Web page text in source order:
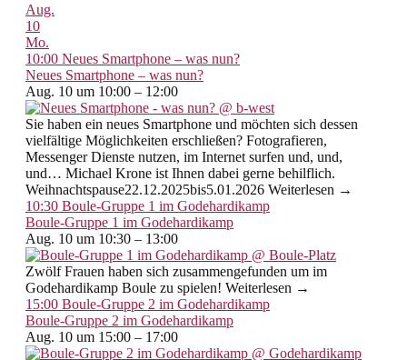
Aug.
10
Mo.
10:00 Neues Smartphone – was nun?
Neues Smartphone – was nun?
Aug. 10 um 10:00 – 12:00
Sie haben ein neues Smartphone und möchten sich dessen
vielfältige Möglichkeiten erschließen? Fotografieren,
Messenger Dienste nutzen, im Internet surfen und, und,
und… Michael Krone ist Ihnen dabei gerne behilflich.
Weihnachtspause22.12.2025bis5.01.2026 Weiterlesen →
10:30 Boule-Gruppe 1 im Godehardikamp
Boule-Gruppe 1 im Godehardikamp
Aug. 10 um 10:30 – 13:00
Zwölf Frauen haben sich zusammengefunden um im
Godehardikamp Boule zu spielen! Weiterlesen →
15:00 Boule-Gruppe 2 im Godehardikamp
Boule-Gruppe 2 im Godehardikamp
Aug. 10 um 15:00 – 17:00